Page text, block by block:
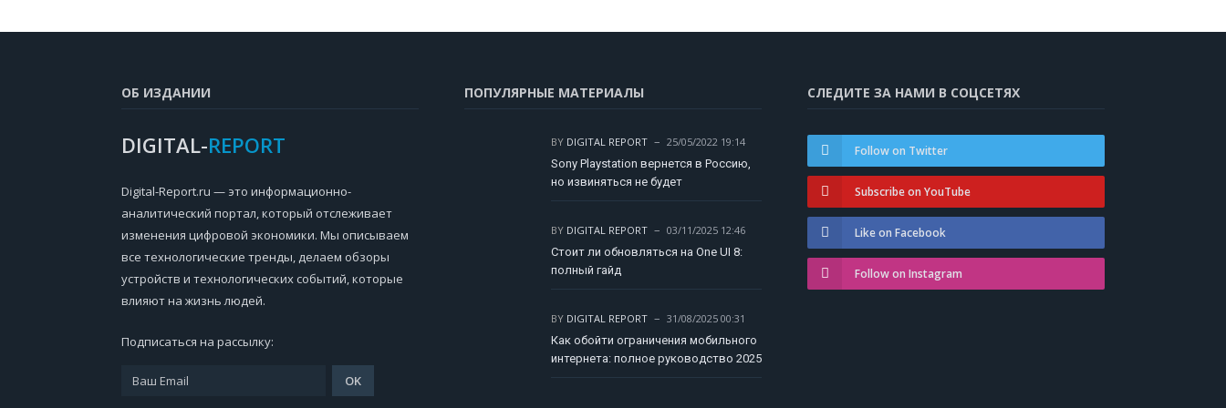
ОБ ИЗДАНИИ
DIGITAL-REPORT
Digital-Report.ru — это информационно-
аналитический портал, который отслеживает
изменения цифровой экономики. Мы описываем
все технологические тренды, делаем обзоры
устройств и технологических событий, которые
влияют на жизнь людей.
Подписаться на рассылку:
ПОПУЛЯРНЫЕ МАТЕРИАЛЫ
BY DIGITAL REPORT
25/05/2022 19:14
Sony Playstation вернется в Россию,
но извиняться не будет
BY DIGITAL REPORT
03/11/2025 12:46
Стоит ли обновляться на One UI 8:
полный гайд
BY DIGITAL REPORT
31/08/2025 00:31
Как обойти ограничения мобильного
интернета: полное руководство 2025
СЛЕДИТЕ ЗА НАМИ В СОЦСЕТЯХ
Follow on Twitter
Subscribe on YouTube
Like on Facebook
Follow on Instagram